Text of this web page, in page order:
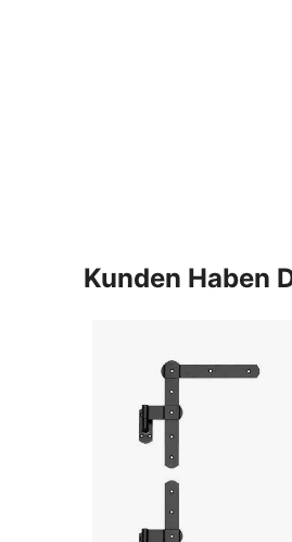
Kunden Haben